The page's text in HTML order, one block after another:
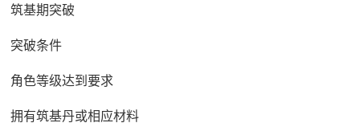
筑基期突破
突破条件
角色等级达到要求
拥有筑基丹或相应材料